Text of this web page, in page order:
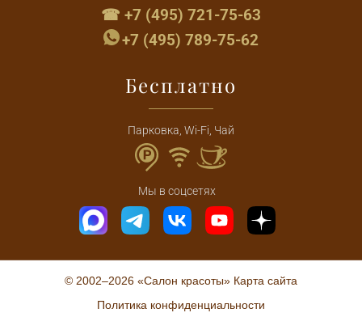
☎ +7 (495) 721-75-63
+7 (495) 789-75-62
Бесплатно
Парковка, Wi-Fi, Чай
Мы в соцсетях
© 2002–2026 «Салон красоты» Карта сайта
Политика конфиденциальности